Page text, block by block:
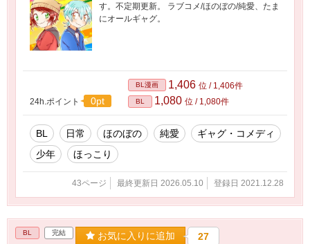
す。不定期更新。 ラブコメ/ほのぼの/純愛、たま
にオールギャグ。
24h.ポイント 0pt
BL漫画 1,406 位 / 1,406件
BL 1,080 位 / 1,080件
BL 日常 ほのぼの 純愛
ギャグ・コメディ
少年
ほっこり
43ページ 最終更新日 2026.05.10 登録日 2021.12.28
BL 完結 お気に入りに追加 27